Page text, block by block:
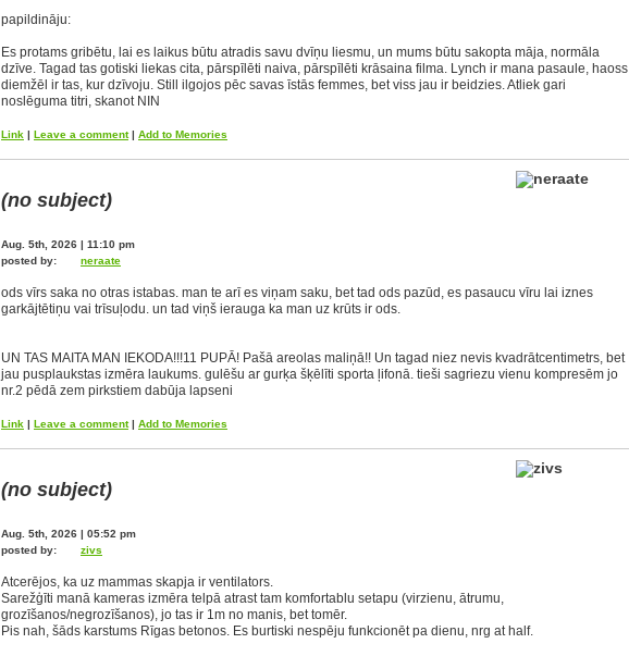
papildināju:
Es protams gribētu, lai es laikus būtu atradis savu dvīņu liesmu, un mums būtu sakopta māja, normāla
dzīve. Tagad tas gotiski liekas cita, pārspīlēti naiva, pārspīlēti krāsaina filma. Lynch ir mana pasaule, haoss
diemžēl ir tas, kur dzīvoju. Still ilgojos pēc savas īstās femmes, bet viss jau ir beidzies. Atliek gari
noslēguma titri, skanot NIN
Link | Leave a comment| Add to Memories
(no subject)
Aug. 5th, 2026 | 11:10 pm
posted by:
neraate
ods vīrs saka no otras istabas. man te arī es viņam saku, bet tad ods pazūd, es pasaucu vīru lai iznes
garkājtētiņu vai trīsuļodu. un tad viņš ierauga ka man uz krūts ir ods.
UN TAS MAITA MAN IEKODA!!!11 PUPĀ! Pašā areolas maliņā!! Un tagad niez nevis kvadrātcentimetrs, bet
jau pusplaukstas izmēra laukums. gulēšu ar gurķa šķēlīti sporta ļifonā. tieši sagriezu vienu kompresēm jo
nr.2 pēdā zem pirkstiem dabūja lapseni
Link | Leave a comment| Add to Memories
(no subject)
Aug. 5th, 2026 | 05:52 pm
posted by:
zivs
Atcerējos, ka uz mammas skapja ir ventilators.
Sarežģīti manā kameras izmēra telpā atrast tam komfortablu setapu (virzienu, ātrumu,
grozīšanos/negrozīšanos), jo tas ir 1m no manis, bet tomēr.
Pis nah, šāds karstums Rīgas betonos. Es burtiski nespēju funkcionēt pa dienu, nrg at half.